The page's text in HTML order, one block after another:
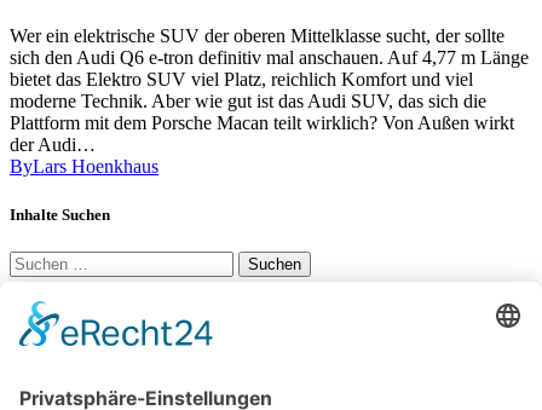
Wer ein elektrische SUV der oberen Mittelklasse sucht, der sollte
sich den Audi Q6 e-tron definitiv mal anschauen. Auf 4,77 m Länge
bietet das Elektro SUV viel Platz, reichlich Komfort und viel
moderne Technik. Aber wie gut ist das Audi SUV, das sich die
Plattform mit dem Porsche Macan teilt wirklich? Von Außen wirkt
der Audi…
ByLars Hoenkhaus
Inhalte Suchen
Suchen
nach:
Social Links